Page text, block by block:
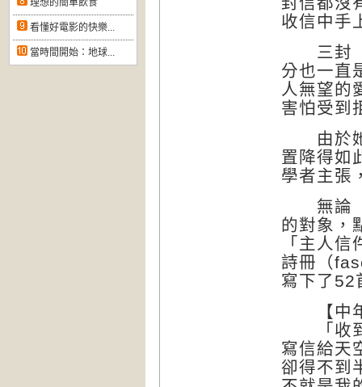
理想的簡單飲食
看懂好電影的快樂...
當時間開始：地球...
收信中手
三封「
分也一直
人無望的
害怕受到
由於她
置降得如
學者主張
無論「
的對象，
「主人
詩冊（
寫下了52
【中年
「收到
寫信給天
卻得不到